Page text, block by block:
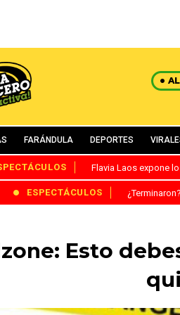
FARÁNDULA DEPORTES
Flavia Laos expone
ESPECTÁCULOS
Esto